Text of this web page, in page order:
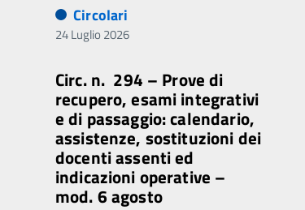
Circolari
24 Luglio 2026
Circ. n. 294 – Prove di
recupero, esami integrativi
e di passaggio: calendario,
assistenze, sostituzioni dei
docenti assenti ed
indicazioni operative –
mod. 6 agosto